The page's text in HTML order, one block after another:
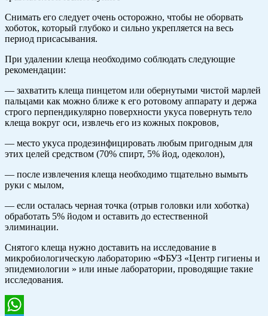
Снимать его следует очень осторожно, чтобы не оборвать
хоботок, который глубоко и сильно укрепляется на весь
период присасывания.
При удалении клеща необходимо соблюдать следующие
рекомендации:
— захватить клеща пинцетом или обернутыми чистой марлей
пальцами как можно ближе к его ротовому аппарату и держа
строго перпендикулярно поверхности укуса повернуть тело
клеща вокруг оси, извлечь его из кожных покровов,
— место укуса продезинфицировать любым пригодным для
этих целей средством (70% спирт, 5% йод, одеколон),
— после извлечения клеща необходимо тщательно вымыть
руки с мылом,
— если осталась черная точка (отрыв головки или хоботка)
обработать 5% йодом и оставить до естественной
элиминации.
Снятого клеща нужно доставить на исследование в
микробиологическую лабораторию «ФБУЗ «Центр гигиены и
эпидемиологии » или иные лаборатории, проводящие такие
исследования.